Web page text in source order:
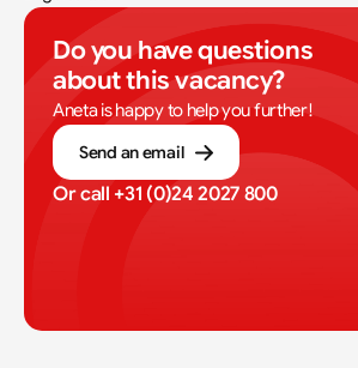
Do you have questions
about this vacancy?
Aneta is happy to help you further!
Send an email
Or call +31 (0)24 2027 800